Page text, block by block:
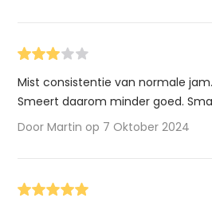
Mist consistentie van normale
Smeert daarom minder goed.
Door Martin op 7 Oktober 2024